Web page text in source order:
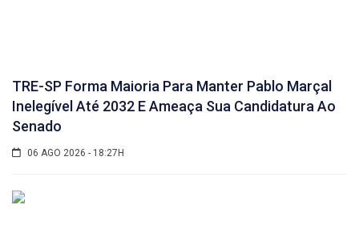
TRE-SP Forma Maioria Para Manter Pablo Marçal
Inelegível Até 2032 E Ameaça Sua Candidatura Ao
Senado
06 AGO 2026 - 18:27H